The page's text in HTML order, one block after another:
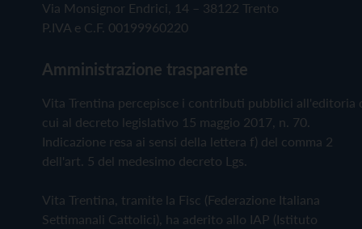
Via Monsignor Endrici, 14 – 38122 Trento
P.IVA e C.F. 00199960220
Amministrazione trasparente
Vita Trentina percepisce i contributi pubblici all'editoria
cui al decreto legislativo 15 maggio 2017, n. 70.
Indicazione resa ai sensi della lettera f) del comma 2
dell'art. 5 del medesimo decreto Lgs.
Vita Trentina, tramite la Fisc (Federazione Italiana
Settimanali Cattolici), ha aderito allo IAP (Istituto